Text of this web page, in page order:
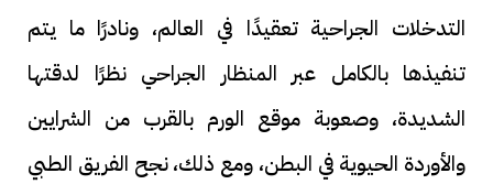
التدخلات الجراحية تعقيدًا في العالم، ونادرًا ما يتم
تنفيذها بالكامل عبر المنظار الجراحي نظرًا لدقتها
الشديدة، وصعوبة موقع الورم بالقرب من الشرايين
والأوردة الحيوية في البطن، ومع ذلك، نجح الفريق الطبي